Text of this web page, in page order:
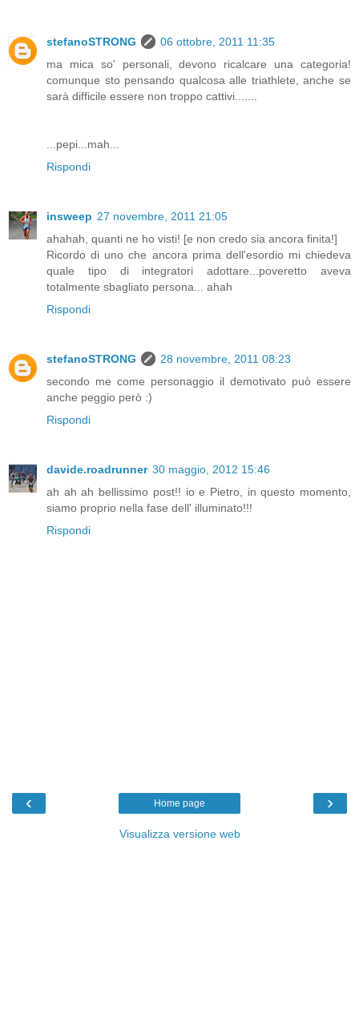
stefanoSTRONG
06 ottobre, 2011 11:35
ma mica so' personali, devono ricalcare una categoria!
comunque sto pensando qualcosa alle triathlete, anche se
sarà difficile essere non troppo cattivi.......
...pepi...mah...
Rispondi
insweep 27 novembre, 2011 21:05
ahahah, quanti ne ho visti! [e non credo sia ancora finita!]
Ricordo di uno che ancora prima dell'esordio mi chiedeva
quale tipo di integratori adottare...poveretto aveva
totalmente sbagliato persona... ahah
Rispondi
stefanoSTRONG
28 novembre, 2011 08:23
secondo me come personaggio il demotivato può essere
anche peggio però :)
Rispondi
davide.roadrunner 30 maggio, 2012 15:46
ah ah ah bellissimo post!! io e Pietro, in questo momento,
siamo proprio nella fase dell' illuminato!!!
Rispondi
‹ ›
Home page
Visualizza versione web